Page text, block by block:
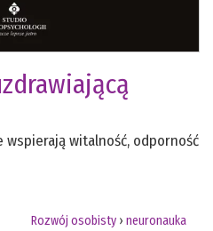
witalność, odporność
Rozwój osobisty › neuronauka